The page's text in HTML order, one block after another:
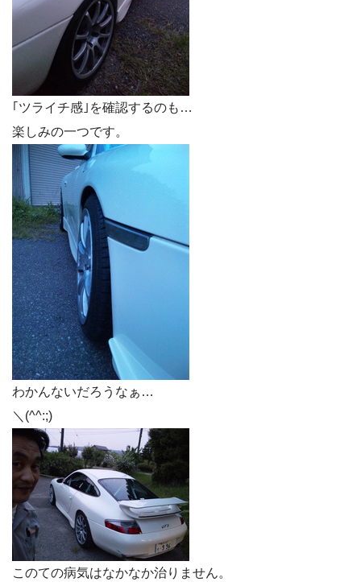
｢ツライチ感｣を確認するのも…
楽しみの一つです。
わかんないだろうなぁ…
＼(^^:;)
このての病気はなかなか治りません。